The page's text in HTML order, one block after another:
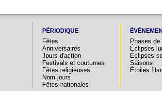
PÉRIODIQUE
Fêtes
Anniversaires
Jours d'action
Festivals et coutumes
Fêtes religieuses
Nom jours
Fêtes nationales
Phases de
Éclipses
Éclipses
Saisons
Étoiles